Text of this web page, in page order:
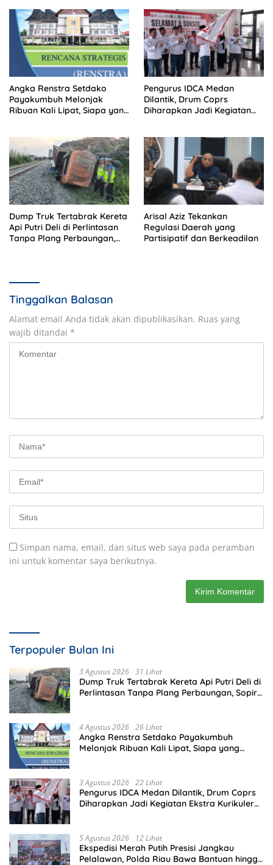
Angka Renstra Setdako
Payakumbuh Melonjak
Ribuan Kali Lipat, Siapa yang
Pengurus IDCA Medan
Dilantik, Drum Coprs
Diharapkan Jadi Kegiatan
Dump Truk Tertabrak Kereta
Api Putri Deli di Perlintasan
Tanpa Plang Perbaungan,
Arisal Aziz Tekankan
Regulasi Daerah yang
Partisipatif dan Berkeadilan
Tinggalkan Balasan
Alamat email Anda tidak akan dipublikasikan. Ruas yang
wajib ditandai *
Simpan nama, email, dan situs web saya pada peramban
ini untuk komentar saya berikutnya.
Terpopuler Bulan Ini
3 Agustus 2026 31 Lihat
Dump Truk Tertabrak Kereta Api Putri Deli di
Perlintasan Tanpa Plang Perbaungan, Sopir
4 Agustus 2026 26 Lihat
Angka Renstra Setdako Payakumbuh
Melonjak Ribuan Kali Lipat, Siapa yang
3 Agustus 2026 22 Lihat
Pengurus IDCA Medan Dilantik, Drum Coprs
Diharapkan Jadi Kegiatan Ekstra Kurikuler
5 Agustus 2026 12 Lihat
Ekspedisi Merah Putih Presisi Jangkau
Pelalawan, Polda Riau Bawa Bantuan hingga